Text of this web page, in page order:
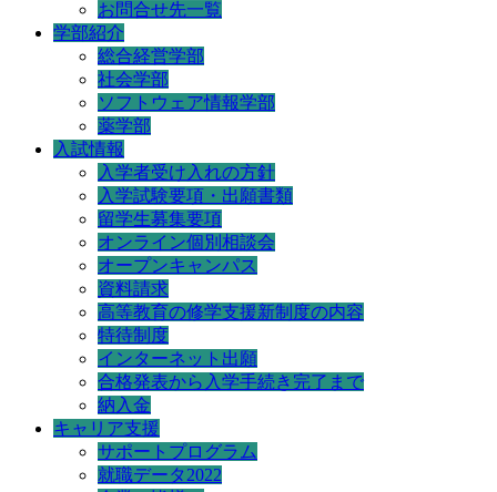
お問合せ先一覧
学部紹介
総合経営学部
社会学部
ソフトウェア情報学部
薬学部
入試情報
入学者受け入れの方針
入学試験要項・出願書類
留学生募集要項
オンライン個別相談会
オープンキャンパス
資料請求
高等教育の修学支援新制度の内容
特待制度
インターネット出願
合格発表から入学手続き完了まで
納入金
キャリア支援
サポートプログラム
就職データ2022